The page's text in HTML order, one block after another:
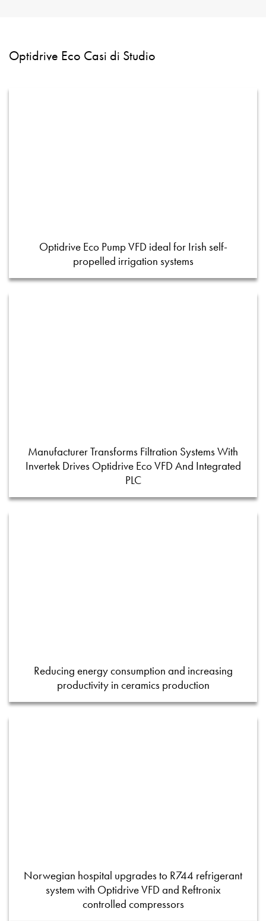
Optidrive Eco Casi di Studio
Optidrive Eco Pump VFD ideal for Irish self-
propelled irrigation systems
Manufacturer Transforms Filtration Systems With
Invertek Drives Optidrive Eco VFD And Integrated
PLC
Reducing energy consumption and increasing
productivity in ceramics production
Norwegian hospital upgrades to R744 refrigerant
system with Optidrive VFD and Reftronix
controlled compressors